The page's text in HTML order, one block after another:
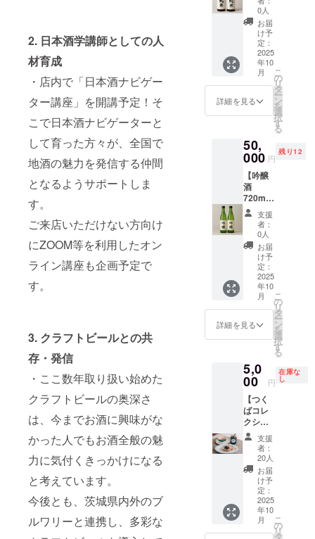
2. 日本酒学講師としての人
材育成
・店内で「日本酒ナビゲー
ター講座」を開講予定！そ
こで日本酒ナビゲーターと
して育った方々が、全国で
地酒の魅力を発信する仲間
となるようサポートしま
す。
ご来店いただけない方向け
にZOOM等を利用したオン
ライン講座も企画予定で
す。
3. クラフトビールとの共
存・発信
・ここ数年取り扱い始めた
クラフトビールの奥深さ
は、今までお酒に興味がな
かった人でもお酒全般の魅
力に気付くきっかけになる
と考えています。
今後とも、茨城県内外のブ
ルワリーと連携し、多彩な
等の食
品表示
はお届
け商品
のラベ
ルに表
記され
ます。
封前に
は必ず
のリ
ターン
に貼付
された
ラベル
や注意
書きを
ご確認
くださ
い。」
「※未成
年者の
飲酒は
法律で
禁止さ
れてい
ます。
お申し
込みは
上の方
に限ら
せてい
ただき
ま
す。」
ただき
ま
す。」
お、公
序良俗
に反す
る表現
であっ
た場合
にはご
支援者
様と協
ただく
場合が
ござい
ます。
あらか
じめご
了承く
ださ
い。
業主様
のご支
援も歓
迎いた
しま
す。 ※
ご支援
される
際に
れたい
名称・
ニック
ネーム
等をご
記載く
ださ
い。な
お、公
序良俗
に反す
る表現
であっ
た場合
にはご
支援者
様と協
ただく
場合が
ござい
ます。
あらか
じめご
了承く
ださ
い。
き) × 6
か月】
唎酒師
の資格
を持つ
塚本光
司が厳
選した
味わい
深い純
米酒を2
セット
で6か月
お届
け。晩
酌にも
贈答に
もぴっ
たりの
贅沢
セット
です。
各酒に
解説付
きで、
日本酒
の魅力
を深掘
料及び
添加物
等の食
品表示
はお届
け商品
のラベ
ルに表
記され
ます。
商品開
封前に
は必ず
お届け
のリ
0人
お届
け予
定：
2025
年10
月
詳細を見る
こ
の
リ
タ
ー
ン
を
選
択
す
る
50,
000 円
残り12
【吟醸
酒
720ml ×
2本セッ
ト(解説
付き) ×
6か月】
唎酒師
の資格
を持つ
塚本光
司が厳
選した
吟醸酒2
本を
セット
間お届
け。各
酒に解
説付き
で、日
本酒の
魅力を
深掘り
できま
す。
「原材
料及び
添加物
等の食
品表示
はお届
支援
者：
0人
お届
け予
定：
2025
年10
月
詳細を見る
こ
の
リ
タ
ー
ン
を
選
択
す
る
5,0
00 円
在庫な
し
【つく
ばコレ
クショ
ン認
定 ア
オニサ
イ
ファー
ムのブ
ルーベ
リー
ジャム
六角瓶2
支援
者：
20人
お届
け予
定：
2025
年10
月
こ
の
リ